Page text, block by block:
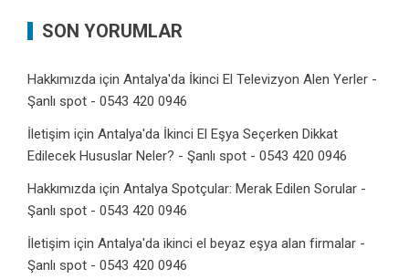
SON YORUMLAR
Hakkımızda için Antalya'da İkinci El Televizyon Alen Yerler -
Şanlı spot - 0543 420 0946
İletişim için Antalya'da İkinci El Eşya Seçerken Dikkat
Edilecek Hususlar Neler? - Şanlı spot - 0543 420 0946
Hakkımızda için Antalya Spotçular: Merak Edilen Sorular -
Şanlı spot - 0543 420 0946
İletişim için Antalya'da ikinci el beyaz eşya alan firmalar -
Şanlı spot - 0543 420 0946